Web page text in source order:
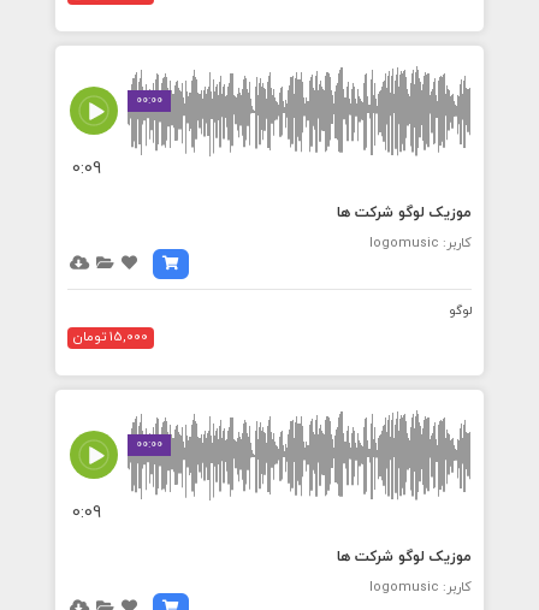
00:00
0:09
موزیک لوگو شرکت ها
کاربر: logomusic
لوگو
15,000 تومان
00:00
0:09
موزیک لوگو شرکت ها
کاربر: logomusic